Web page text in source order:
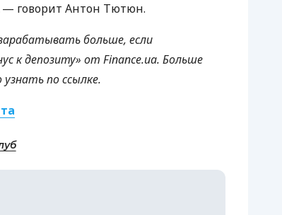
говорит Антон Тютюн.
больше, если
к депозиту» от Finance.ua. Больше
по ссылке.